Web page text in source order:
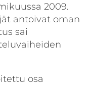
2009.
antoivat oman
sai
osa